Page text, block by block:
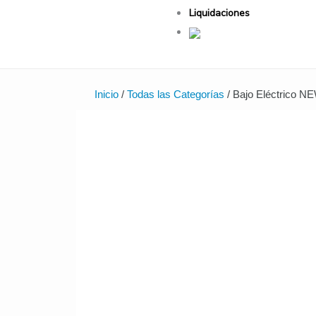
Liquidaciones
Inicio /Todas las Categorías / Bajo Eléctrico